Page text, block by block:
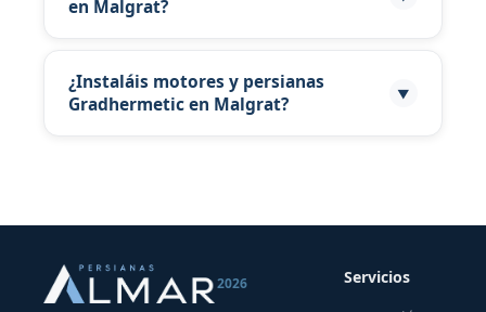
de persianas nuevas.
en Malgrat?
Malgrat para presupuesto orientativo.
¿Instaláis motores y persianas
Gradhermetic en Malgrat?
▼
2026
Servicios